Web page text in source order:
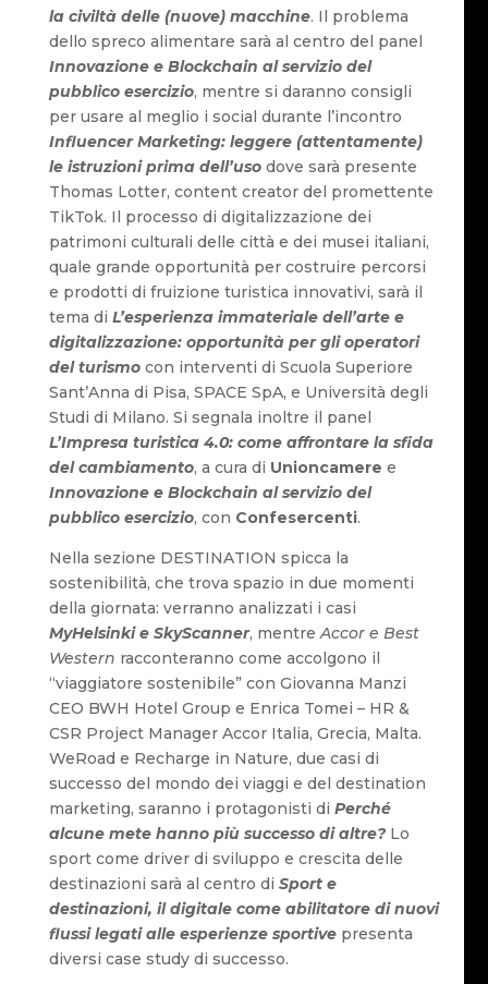
la civiltà delle (nuove) macchine. Il problema
dello spreco alimentare sarà al centro del panel
Innovazione e Blockchain al servizio del
pubblico esercizio, mentre si daranno consigli
per usare al meglio i social durante l’incontro
Influencer Marketing: leggere (attentamente)
le istruzioni prima dell’usodove sarà presente
Thomas Lotter, content creator del promettente
TikTok. Il processo di digitalizzazione dei
patrimoni culturali delle città e dei musei italiani,
quale grande opportunità per costruire percorsi
e prodotti di fruizione turistica innovativi, sarà il
tema di L’esperienza immateriale dell’arte e
digitalizzazione: opportunità per gli operatori
del turismocon interventi di Scuola Superiore
Sant’Anna di Pisa, SPACE SpA, e Università degli
Studi di Milano. Si segnala inoltre il panel
L’Impresa turistica 4.0: come affrontare la sfida
del cambiamento, a cura di Unioncamere e
Innovazione e Blockchain al servizio del
pubblico esercizio, con Confesercenti.
Nella sezione DESTINATION spicca la
sostenibilità, che trova spazio in due momenti
della giornata: verranno analizzati i casi
MyHelsinki e SkyScanner, mentre Accor e Best
Western racconteranno come accolgono il
“viaggiatore sostenibile” con Giovanna Manzi
CEO BWH Hotel Group e Enrica Tomei – HR &
CSR Project Manager Accor Italia, Grecia, Malta.
WeRoad e Recharge in Nature, due casi di
successo del mondo dei viaggi e del destination
marketing, saranno i protagonisti di Perché
alcune mete hanno più successo di altre?Lo
sport come driver di sviluppo e crescita delle
destinazioni sarà al centro di Sport e
destinazioni, il digitale come abilitatore di nuovi
flussi legati alle esperienze sportivepresenta
diversi case study di successo.